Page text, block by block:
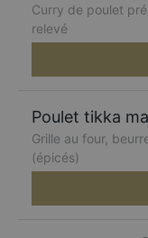
Curry de poulet
relevé
Poulet tikka
Grille au four,
(épicés)